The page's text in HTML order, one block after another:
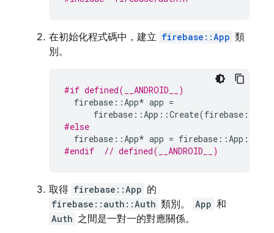
在初始化程式碼中，建立 firebase::App 類
別。
#if defined(__ANDROID__)
firebase ::App* app =
firebase ::App ::Create(firebase ::
#else
firebase ::App* app = firebase ::App ::
#endif
// defined(__ANDROID__)
取得 firebase::App 的
firebase::auth::Auth 類別。 App 和
Auth 之間是一對一的對應關係。